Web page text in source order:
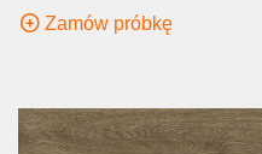
Zamów próbkę